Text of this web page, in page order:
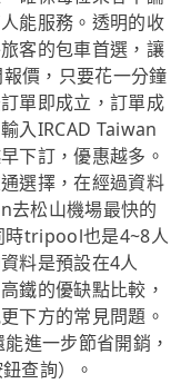
能服務。透明的收
客的包車首選，讓
價，只要花一分鐘
單即成立，訂單成
入IRCAD Taiwan
下訂，優惠越多。
選擇，在經過資料
去松山機場最快的
時tripool也是4~8人
料是預設在4人
鐵的優缺點比較，
下方的常見問題。
進一步節省開銷，
查詢）。